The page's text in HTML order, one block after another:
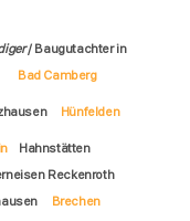
/ Baugutachter in
Bad Camberg
Hünfelden
Hahnstätten
Reckenroth
Brechen